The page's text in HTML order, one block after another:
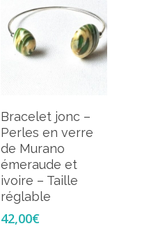
Ajouter Au
Panier
Bracelet jonc –
Perles en verre
de Murano
émeraude et
ivoire – Taille
réglable
42,00€